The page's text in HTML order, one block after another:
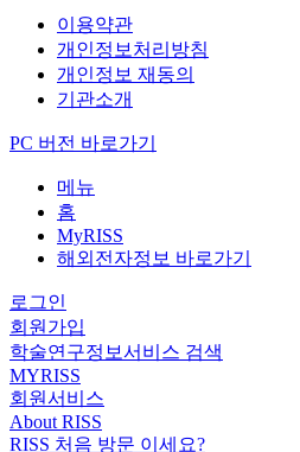
이용약관
개인정보처리방침
개인정보 재동의
기관소개
PC 버전 바로가기
메뉴
홈
MyRISS
해외전자정보 바로가기
로그인
회원가입
학술연구정보서비스 검색
MYRISS
회원서비스
About RISS
RISS 처음 방문 이세요?